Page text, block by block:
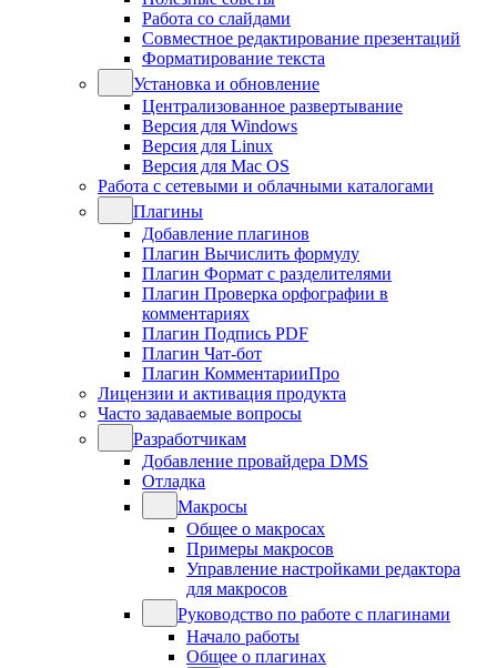
Работа со слайдами
Совместное редактирование презентаций
Форматирование текста
Установка и обновление
Централизованное развертывание
Версия для Windows
Версия для Linux
Версия для Mac OS
Работа с сетевыми и облачными каталогами
Плагины
Добавление плагинов
Плагин Вычислить формулу
Плагин Формат с разделителями
Плагин Проверка орфографии в
комментариях
Плагин Подпись PDF
Плагин Чат-бот
Плагин КомментарииПро
Лицензии и активация продукта
Часто задаваемые вопросы
Разработчикам
Добавление провайдера DMS
Отладка
Макросы
Общее о макросах
Примеры макросов
Управление настройками редактора
для макросов
Руководство по работе с плагинами
Начало работы
Общее о плагинах